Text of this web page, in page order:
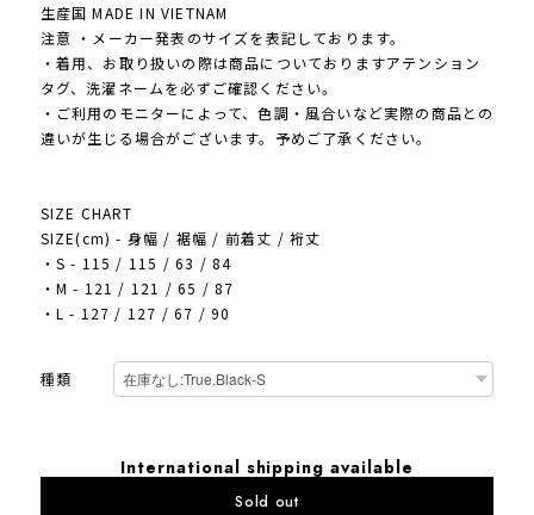
生産国 MADE IN VIETNAM
注意 ・メーカー発表のサイズを表記しております。
・着用、お取り扱いの際は商品についておりますアテンション
タグ、洗濯ネームを必ずご確認ください。
・ご利用のモニターによって、色調・風合いなど実際の商品との
違いが生じる場合がございます。予めご了承ください。
SIZE CHART
SIZE(cm) - 身幅 / 裾幅 / 前着丈 / 裄丈
・S - 115 / 115 / 63 / 84
・M - 121 / 121 / 65 / 87
・L - 127 / 127 / 67 / 90
種類
International shipping available
Sold out